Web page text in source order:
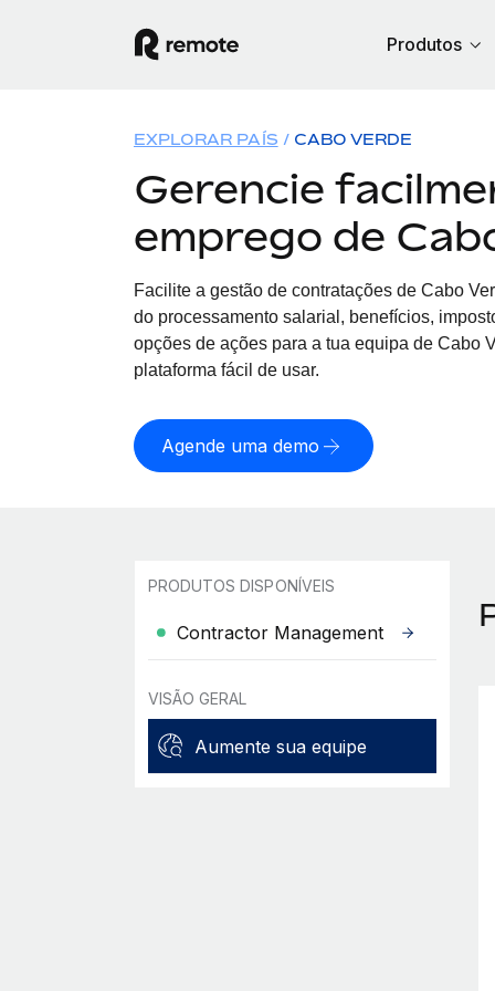
Produtos
EXPLORAR PAÍS CABO VERDE
Gerencie
emprego de
Facilite a gestão de contratações deCabo
do processamento salarial, benefícios,
opções de ações para a tua equipa deCabo
plataforma fácil de usar.
Agende uma demo
PRODUTOS DISPONÍVEIS
Contractor Management
VISÃO GERAL
Aumente sua equipe